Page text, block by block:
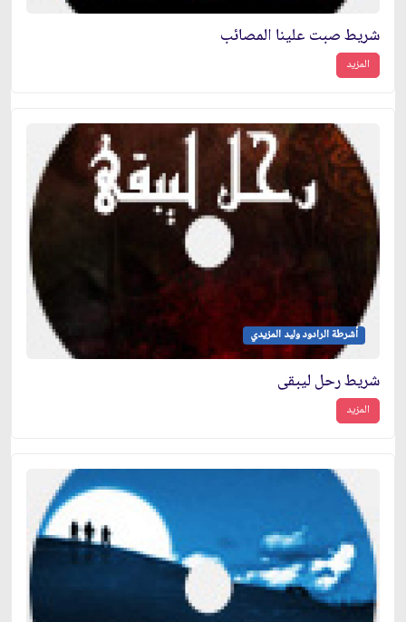
شريط صبت علينا المصائب
المزيد
أشرطة الرادود وليد المزيدي
شريط رحل ليبقى
المزيد